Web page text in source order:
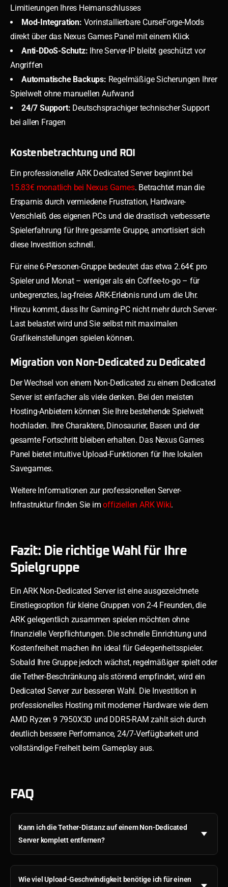
Limitierungen Ihres Heimanschlusses
Mod-Integration: Vorinstallierbare CurseForge-Mods
direkt über das Nexus Games Panel mit einem Klick
Anti-DDoS-Schutz: Ihre Server-IP bleibt geschützt vor
Angriffen
Automatische Backups: Regelmäßige Sicherungen Ihrer
Spielwelt ohne manuellen Aufwand
24/7 Support: Deutschsprachiger technischer Support
bei allen Fragen
Kostenbetrachtung und ROI
Ein professioneller ARK Dedicated Server beginnt bei
15.83€ monatlich bei Nexus Games. Betrachtet man die
Ersparnis durch vermiedene Frustration, Hardware-
Verschleiß des eigenen PCs und die drastisch verbesserte
Spielerfahrung für Ihre gesamte Gruppe, amortisiert sich
diese Investition schnell.
Für eine 6-Personen-Gruppe bedeutet das etwa 2.64€ pro
Spieler und Monat – weniger als ein Coffee-to-go – für
unbegrenztes, lag-freies ARK-Erlebnis rund um die Uhr.
Hinzu kommt, dass Ihr Gaming-PC nicht mehr durch Server-
Last belastet wird und Sie selbst mit maximalen
Grafikeinstellungen spielen können.
Migration von Non-Dedicated zu Dedicated
Der Wechsel von einem Non-Dedicated zu einem Dedicated
Server ist einfacher als viele denken. Bei den meisten
Hosting-Anbietern können Sie Ihre bestehende Spielwelt
hochladen. Ihre Charaktere, Dinosaurier, Basen und der
gesamte Fortschritt bleiben erhalten. Das Nexus Games
Panel bietet intuitive Upload-Funktionen für Ihre lokalen
Savegames.
Weitere Informationen zur professionellen Server-
Infrastruktur finden Sie imoffiziellen ARK Wiki.
Fazit: Die richtige Wahl für Ihre
Spielgruppe
Ein ARK Non-Dedicated Server ist eine ausgezeichnete
Einstiegsoption für kleine Gruppen von 2-4 Freunden, die
ARK gelegentlich zusammen spielen möchten ohne
finanzielle Verpflichtungen. Die schnelle Einrichtung und
Kostenfreiheit machen ihn ideal für Gelegenheitsspieler.
Sobald Ihre Gruppe jedoch wächst, regelmäßiger spielt oder
die Tether-Beschränkung als störend empfindet, wird ein
Dedicated Server zur besseren Wahl. Die Investition in
professionelles Hosting mit moderner Hardware wie dem
AMD Ryzen 9 7950X3D und DDR5-RAM zahlt sich durch
deutlich bessere Performance, 24/7-Verfügbarkeit und
vollständige Freiheit beim Gameplay aus.
FAQ
Kann ich die Tether-Distanz auf einem Non-Dedicated
Server komplett entfernen?
Wie viel Upload-Geschwindigkeit benötige ich für einen